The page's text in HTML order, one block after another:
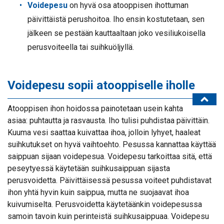
Voidepesu on hyvä osa atooppisen ihottuman
päivittäistä perushoitoa. Iho ensin kostutetaan, sen
jälkeen se pestään kauttaaltaan joko vesiliukoisella
perusvoiteella tai suihkuöljyllä.
Voidepesu sopii atooppiselle iholle
Atooppisen ihon hoidossa painotetaan usein kahta
asiaa: puhtautta ja rasvausta. Iho tulisi puhdistaa päivittäin.
Kuuma vesi saattaa kuivattaa ihoa, jolloin lyhyet, haaleat
suihkutukset on hyvä vaihtoehto. Pesussa kannattaa käyttää
saippuan sijaan voidepesua. Voidepesu tarkoittaa sitä, että
peseytyessä käytetään suihkusaippuan sijasta
perusvoidetta. Päivittäisessä pesussa voiteet puhdistavat
ihon yhtä hyvin kuin saippua, mutta ne suojaavat ihoa
kuivumiselta. Perusvoidetta käytetäänkin voidepesussa
samoin tavoin kuin perinteistä suihkusaippuaa. Voidepesu